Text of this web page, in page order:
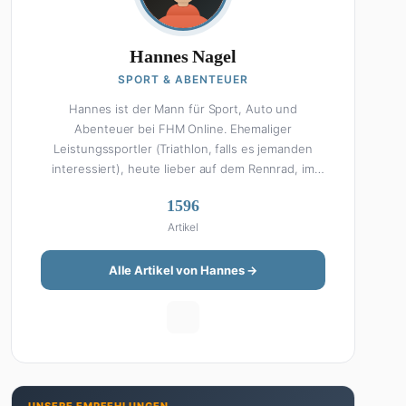
Hannes Nagel
SPORT & ABENTEUER
Hannes ist der Mann für Sport, Auto und
Abenteuer bei FHM Online. Ehemaliger
Leistungssportler (Triathlon, falls es jemanden
interessiert), heute lieber auf dem Rennrad, im
Wissen über Sport ist enzyklopädisch: Egal ob
Bundesliga-Analyse, Formel 1, UFC oder Olympia –
Hannes liefert fundierte Einschätzungen mit der
Leidenschaft eines echten Fans. Aber Sport ist
nur die halbe Miete: Hannes ist auch unser Auto-
Seite. Wenn Hannes mal nicht über Sport oder
1596
Artikel
Alle Artikel von Hannes →